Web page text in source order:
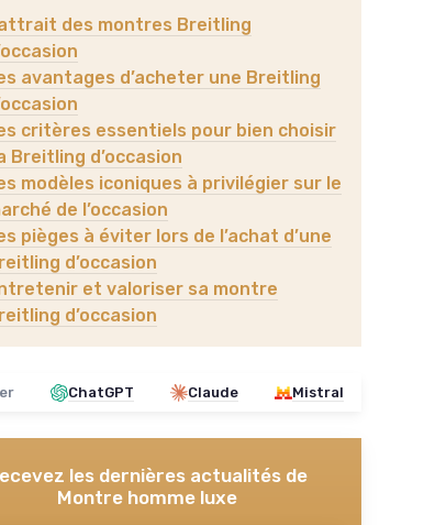
des montres Breitling
avantages d’acheter une Breitling
critères essentiels pour bien choisir
Breitling d’occasion
modèles iconiques à privilégier sur le
de l’occasion
pièges à éviter lors de l’achat d’une
d’occasion
et valoriser sa montre
d’occasion
ChatGPT Claude Mistral
les dernières actualités de
Montre homme luxe